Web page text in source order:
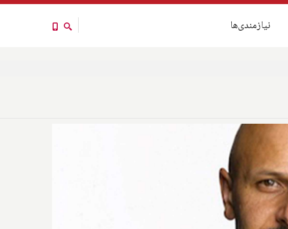
نیازمندی‌ها
نیازمندی‌ها